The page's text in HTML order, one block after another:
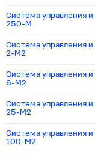
Система управления
250-M
Система управления
2-M2
Система управления
6-M2
Система управления
25-M2
Система управления
100-M2